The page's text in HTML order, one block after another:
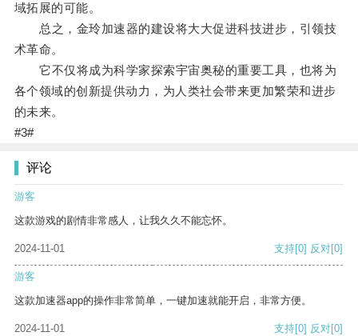
域拓展的可能。
总之，金玲加速器的建设将大大促进科技进步，引领技
术革命。
它不仅将成为科学家探索宇宙奥秘的重要工具，也将为
各个领域的创新提供动力，为人类社会带来更加繁荣和进步
的未来。
#3#
评论
游客
这款游戏的剧情非常感人，让我久久不能忘怀。
2024-11-01 支持[0] 反对[0]
游客
这款加速器app的操作非常简单，一键加速就能开启，非常方便。
2024-11-01 支持[0] 反对[0]